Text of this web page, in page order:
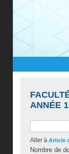
ANNÉE
Aller à Article
Nombre de